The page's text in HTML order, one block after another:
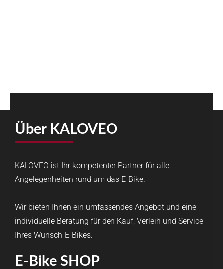
Über KALOVEO
KALOVEO ist Ihr kompetenter Partner für alle
Angelegenheiten rund um das E-Bike.
Wir bieten Ihnen ein umfassendes Angebot und eine
individuelle Beratung für den Kauf, Verleih und Service
Ihres Wunsch-E-Bikes.
E-Bike SHOP